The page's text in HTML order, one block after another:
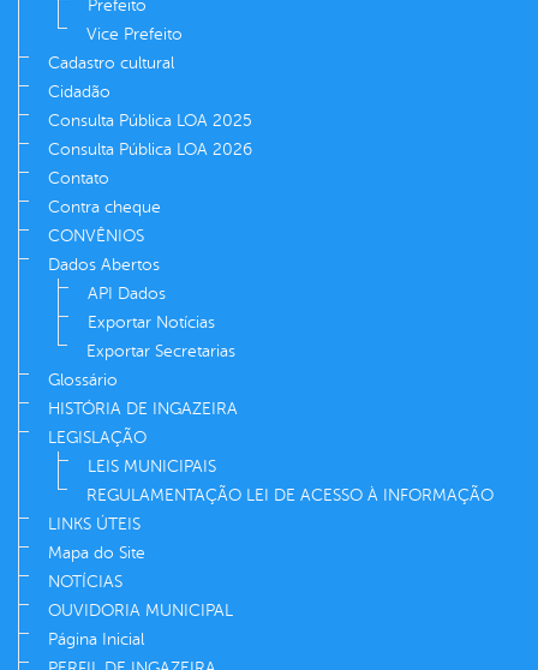
Prefeito
Vice Prefeito
Cadastro cultural
Cidadão
Consulta Pública LOA 2025
Consulta Pública LOA 2026
Contato
Contra cheque
CONVÊNIOS
Dados Abertos
API Dados
Exportar Notícias
Exportar Secretarias
Glossário
HISTÓRIA DE INGAZEIRA
LEGISLAÇÃO
LEIS MUNICIPAIS
REGULAMENTAÇÃO LEI DE ACESSO À INFORMAÇÃO
LINKS ÚTEIS
Mapa do Site
NOTÍCIAS
OUVIDORIA MUNICIPAL
Página Inicial